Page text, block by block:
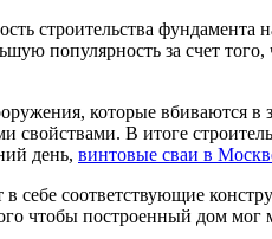
строительства
популярность за счет
которые вбиваются
В итоге
день, винтовые сваи в
в себе соответствующие
чтобы построенный дом